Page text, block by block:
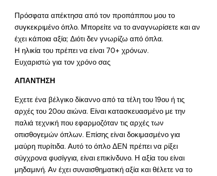
Πρόσφατα απέκτησα από τον προπάππου μου το
συγκεκριμένο όπλο. Μπορείτε να το αναγνωρίσετε και αν
έχει κάποια αξία; Διότι δεν γνωρίζω από όπλα.
Η ηλικία του πρέπει να είναι 70+ χρόνων.
Ευχαριστώ για τον χρόνο σας
ΑΠΑΝΤΗΣΗ
Εχετε ένα βέλγικο δίκαννο από τα τέλη του 19ου ή τις
αρχές του 20ου αιώνα. Είναι κατασκευασμένο με την
παλιά τεχνική που εφαρμοζόταν τις αρχές των
οπισθογεμών όπλων. Επίσης είναι δοκιμασμένο για
μαύρη πυρίτιδα. Αυτό το όπλο ΔΕΝ πρέπει να ρίξει
σύγχρονα φυσίγγια, είναι επικίνδυνο. Η αξία του είναι
μηδαμινή. Αν έχει συναισθηματική αξία και θέλετε να το